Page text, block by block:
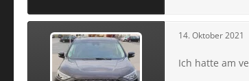
14. Oktober 2021
Ich hatte am